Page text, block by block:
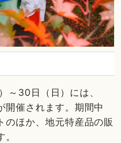
～30日（日）には、
開催されます。期間中
のほか、地元特産品の販